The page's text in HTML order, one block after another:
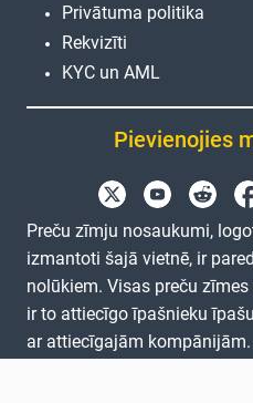
Privātuma politika
Rekvizīti
KYC un AML
Pievienojies
Preču zīmju nosaukumi,
izmantoti šajā vietnē, ir
nolūkiem. Visas preču
ir to attiecīgo īpašnieku
ar attiecīgajām kompānijām.